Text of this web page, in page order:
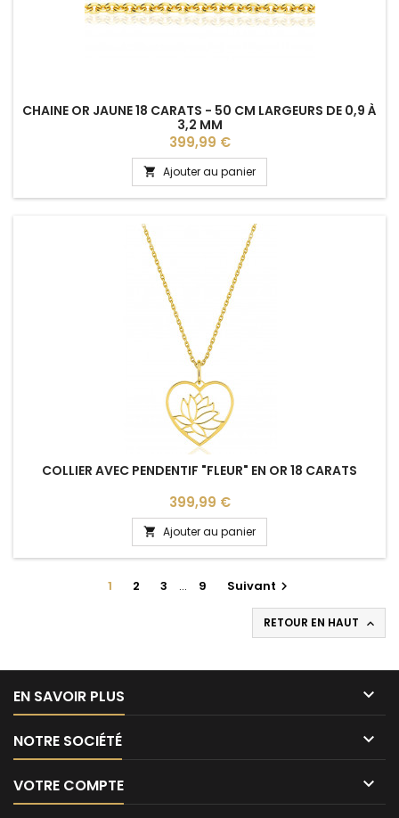
CHAINE OR JAUNE 18 CARATS - 50 CM LARGEURS DE 0,9 À
3,2 MM
Prix
399,99 €
 Ajouter au panier
COLLIER AVEC PENDENTIF "FLEUR" EN OR 18 CARATS
Prix
399,99 €
 Ajouter au panier
1 2 3 … 9 Suivant 
RETOUR EN HAUT 
EN SAVOIR PLUS 
NOTRE SOCIÉTÉ 
VOTRE COMPTE 